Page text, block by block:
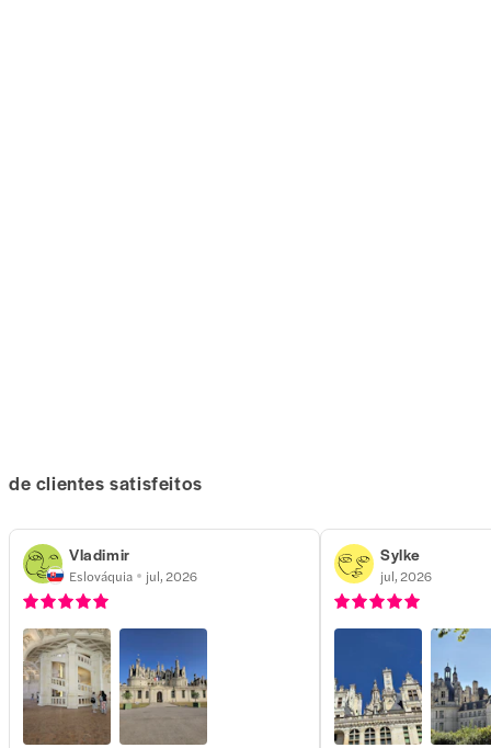
de clientes satisfeitos
Vladimir
Eslováquia jul, 2026
Sylke
jul, 2026